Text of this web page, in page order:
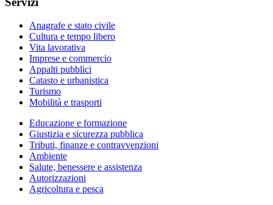
Anagrafe e stato civile
Cultura e tempo libero
Vita lavorativa
Imprese e commercio
Appalti pubblici
Catasto e urbanistica
Turismo
Mobilità e trasporti
Educazione e formazione
Giustizia e sicurezza pubblica
Tributi, finanze e contravvenzioni
Ambiente
Salute, benessere e assistenza
Autorizzazioni
Agricoltura e pesca